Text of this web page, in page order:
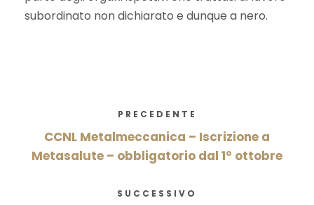
subordinato non dichiarato e dunque a nero.
PRECEDENTE
CCNL Metalmeccanica – Iscrizione a
Metasalute – obbligatorio dal 1° ottobre
SUCCESSIVO